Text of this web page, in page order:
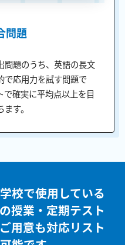
問題
問題のうち、英語の長文
で応用力を試す問題で
確実に平均点以上を目
す。
校で使用している
授業・定期テスト
用意も対応リスト